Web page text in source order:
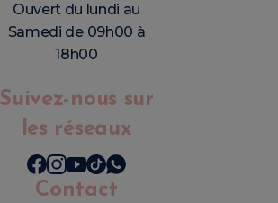
Ouvert du lundi au
Samedi de 09h00 à
18h00
Suivez-nous sur
les réseaux
Contact